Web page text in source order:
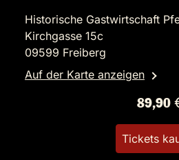
Historische Gastwirtschaft
Kirchgasse 15c
09599 Freiberg
Auf der Karte anzeigen
89,90
Tickets